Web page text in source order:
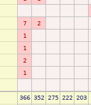
7 2
1
1
2
1
366 352 275 222 203